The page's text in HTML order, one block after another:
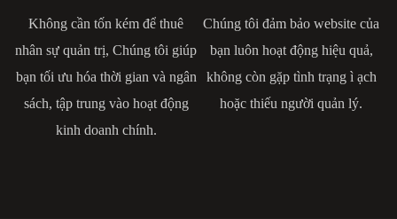
Không cần tốn kém để thuê
nhân sự quản trị, Chúng tôi giúp
bạn tối ưu hóa thời gian và ngân
sách, tập trung vào hoạt động
kinh doanh chính.
Chúng tôi đảm bảo website của
bạn luôn hoạt động hiệu quả,
không còn gặp tình trạng ì ạch
hoặc thiếu người quản lý.